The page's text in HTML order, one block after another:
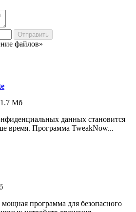
файлов»
Мб
данных становится
время. Программа TweakNow...
программа для безопасного